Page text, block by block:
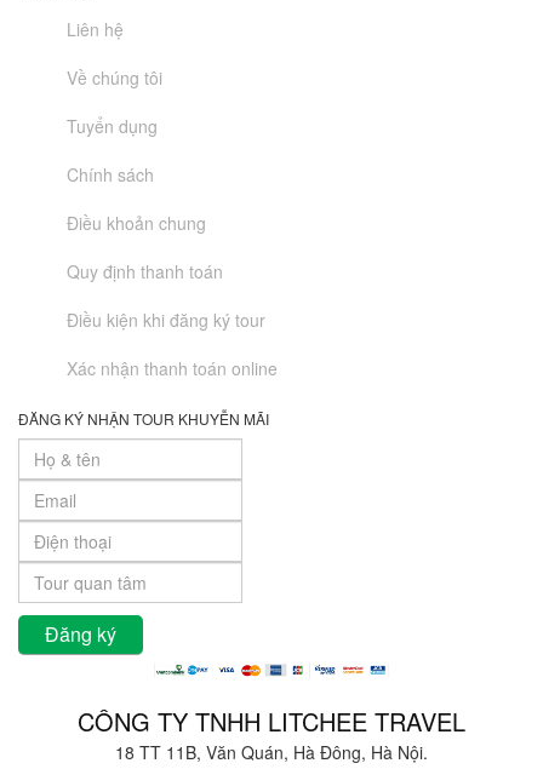
Liên hệ
Về chúng tôi
Tuyển dụng
Chính sách
Điều khoản chung
Quy định thanh toán
Điều kiện khi đăng ký tour
Xác nhận thanh toán online
ĐĂNG KÝ NHẬN TOUR KHUYỄN MÃI
CÔNG TY TNHH LITCHEE TRAVEL
18 TT 11B, Văn Quán, Hà Đông, Hà Nội.